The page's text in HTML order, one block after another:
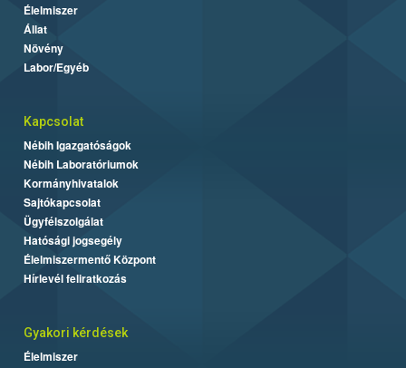
Élelmiszer
Állat
Növény
Labor/Egyéb
Kapcsolat
Nébih Igazgatóságok
Nébih Laboratóriumok
Kormányhivatalok
Sajtókapcsolat
Ügyfélszolgálat
Hatósági jogsegély
Élelmiszermentő Központ
Hírlevél feliratkozás
Gyakori kérdések
Élelmiszer